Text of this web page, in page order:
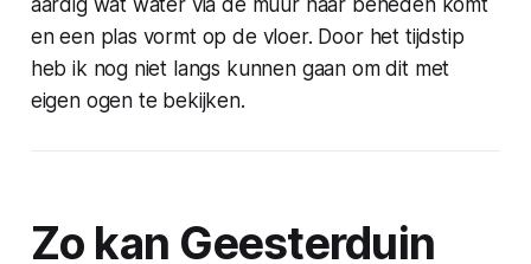
aardig wat water via de muur naar beneden komt
en een plas vormt op de vloer. Door het tijdstip
heb ik nog niet langs kunnen gaan om dit met
eigen ogen te bekijken.
Zo kan Geesterduin